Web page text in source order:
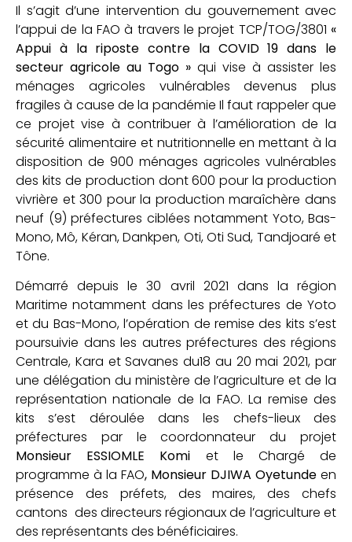
Il s’agit d’une intervention du gouvernement avec
l’appui de la FAO à travers le projet TCP/TOG/3801 «
Appui à la riposte contre la COVID 19 dans le
secteur agricole au Togo » qui vise à assister les
ménages agricoles vulnérables devenus plus
fragiles à cause de la pandémie Il faut rappeler que
ce projet vise à contribuer à l’amélioration de la
sécurité alimentaire et nutritionnelle en mettant à la
disposition de 900 ménages agricoles vulnérables
des kits de production dont 600 pour la production
vivrière et 300 pour la production maraîchère dans
neuf (9) préfectures ciblées notamment Yoto, Bas-
Mono, Mô, Kéran, Dankpen, Oti, Oti Sud, Tandjoaré et
Tône.
Démarré depuis le 30 avril 2021 dans la région
Maritime notamment dans les préfectures de Yoto
et du Bas-Mono, l’opération de remise des kits s’est
poursuivie dans les autres préfectures des régions
Centrale, Kara et Savanes du18 au 20 mai 2021, par
une délégation du ministère de l’agriculture et de la
représentation nationale de la FAO. La remise des
kits s’est déroulée dans les chefs-lieux des
préfectures par le coordonnateur du projet
Monsieur ESSIOMLE Komi et le Chargé de
programme à la FAO, Monsieur DJIWA Oyetunde en
présence des préfets, des maires, des chefs
cantons des directeurs régionaux de l’agriculture et
des représentants des bénéficiaires.